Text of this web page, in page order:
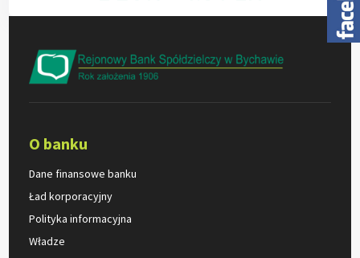
O banku
Dane finansowe banku
Ład korporacyjny
Polityka informacyjna
Władze